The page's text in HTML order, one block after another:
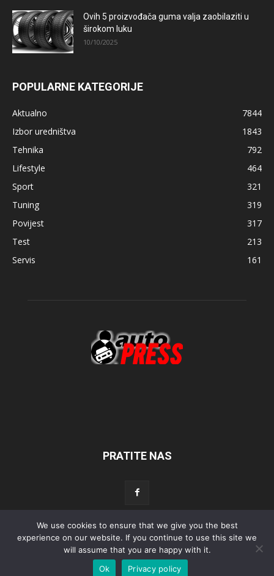
Ovih 5 proizvođača guma valja zaobilaziti u
širokom luku
10/10/2025
POPULARNE KATEGORIJE
Aktualno
7844
Izbor uredništva
1843
Tehnika
792
Lifestyle
464
Sport
321
Tuning
319
Povijest
317
Test
213
Servis
161
PRATITE NAS
Početna Aktualno Test Tehnika Servis Tuning
Sport
Lifestyle
Povijest
© Autopress - Sva prava pridržana.
We use cookies to ensure that we give you the best
experience on our website. If you continue to use this site we
will assume that you are happy with it.
Ok
Privacy policy